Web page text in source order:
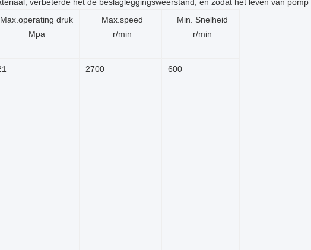
Max.operating druk
Mpa
Max.speed
r/min
Min. Snelheid
r/min
2700 600